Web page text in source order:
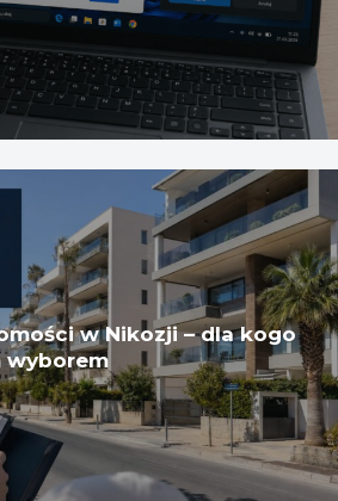
w Nikozji – dla kogo
wyborem